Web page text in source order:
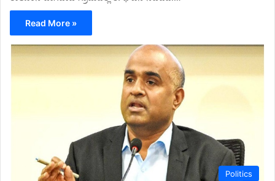
Read More »
Politics